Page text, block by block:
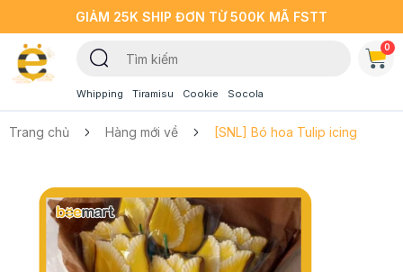
GIẢM 25K SHIP ĐƠN TỪ 500K MÃ FSTT
Whipping Tiramisu Cookie Socola
0
Trang chủ Hàng mới về [SNL] Bó hoa Tulip icing